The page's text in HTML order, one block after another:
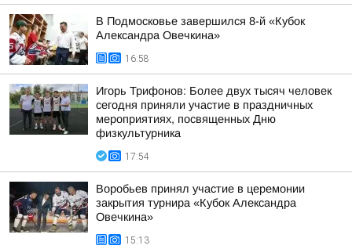
В Подмосковье завершился 8-й «Кубок
Александра Овечкина»
16:58
Игорь Трифонов: Более двух тысяч человек
сегодня приняли участие в праздничных
мероприятиях, посвященных Дню
физкультурника
17:54
Воробьев принял участие в церемонии
закрытия турнира «Кубок Александра
Овечкина»
15:13